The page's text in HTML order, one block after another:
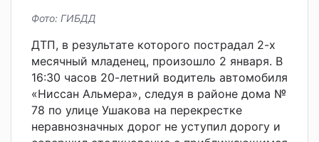
Фото: ГИБДД
ДТП, в результате которого пострадал 2-х
месячный младенец, произошло 2 января. В
16:30 часов 20-летний водитель автомобиля
«Ниссан Альмера», следуя в районе дома №
78 по улице Ушакова на перекрестке
неравнозначных дорог не уступил дорогу и